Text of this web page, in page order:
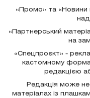
«Промо» та «Новини
«Партнерський
на
«Спецпроєкт» -
кастомному
редакцією
Редакція може не
матеріалах із